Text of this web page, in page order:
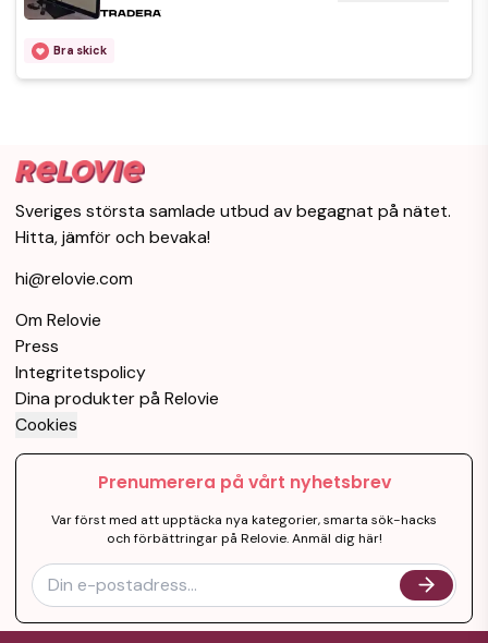
Bra skick
Sveriges största samlade utbud av begagnat på nätet.
Hitta, jämför och bevaka!
hi@relovie.com
Om Relovie
Press
Integritetspolicy
Dina produkter på Relovie
Cookies
Prenumerera på vårt nyhetsbrev
Var först med att upptäcka nya kategorier, smarta sök-hacks
och förbättringar på Relovie. Anmäl dig här!